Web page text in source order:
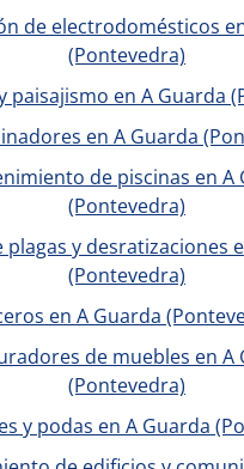
de electrodomésticos
(Pontevedra)
paisajismo en A Guarda
en A Guarda
de piscinas en A
(Pontevedra)
plagas y desratizaciones
(Pontevedra)
en A Guarda
de muebles en A
(Pontevedra)
y podas en A Guarda